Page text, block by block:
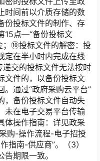
时间前以介质存储的数
份投标文件的制作、存
15点—“备份投标文
⑩投标文件的解密：投
定在半小时内完成在线
递交的投标文件无法按时
文件的，以备份投标文
通过“政府采购云平台”
，备份投标文件自动失
未在电子交易平台传输
操作指南：详见政采
购-操作流程-电子招投
指南-供应商”。（3）
告期限一致。